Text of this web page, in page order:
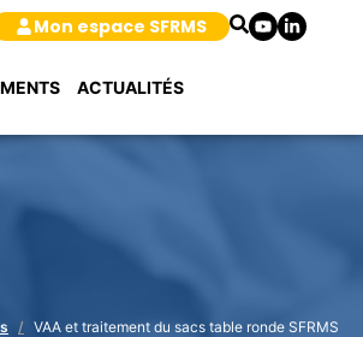
Mon espace SFRMS
ACTUALITÉS
VAA et traitement du sacs table ronde SFRMS